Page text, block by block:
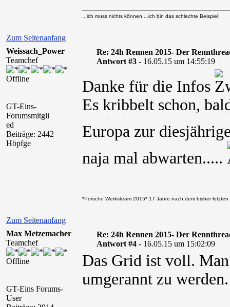
Zum Seitenanfang
...ich muss nichts können....ich bin das schlechte Beispiel!
Weissach_Power
Teamchef
Offline
GT-Eins-
Forumsmitgli
ed
Beiträge: 2442
Höpfge
Re: 24h Rennen 2015- Der
Antwort #3 - 16.05.15 um 14:55:19
Danke für die Infos
Es kribbelt schon,
Europa zur
naja mal abwarten.....
Zum Seitenanfang
*Porsche Werksteam 2015* 17 Jahre nach dem bisher
Max Metzemacher
Teamchef
Offline
GT-Eins Forums-
User
Re: 24h Rennen 2015- Der
Antwort #4 - 16.05.15 um 15:02:09
Das Grid ist voll.
umgerannt zu werden.